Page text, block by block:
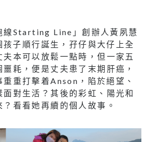
線Starting Line」創辦人黃夙慧
孩子順行誕生，孖仔與大仔上全
夫本可以放鬆一點時，但一家五
耗，便是丈夫患了末期肝癌，
重打擊着Anson，陷於絕望、
對生活？其後的彩虹、陽光和
看看她再續的個人故事。